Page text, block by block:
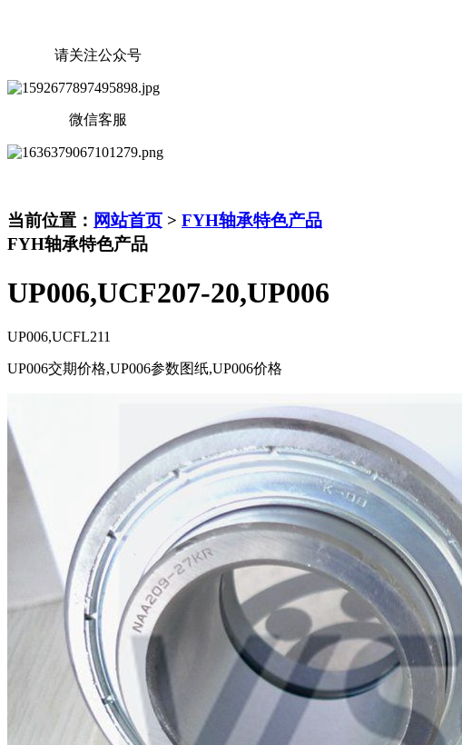
请关注公众号
微信客服
当前位置： 网站首页 > FYH轴承特色产品
FYH轴承特色产品
UP006,UCF207-20,UP006
UP006,UCFL211
UP006交期价格,UP006参数图纸,UP006价格